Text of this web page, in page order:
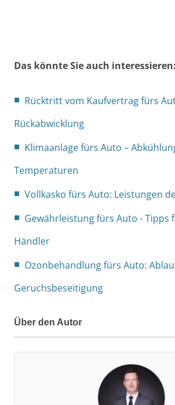
Das könnte Sie auch interessieren:
Rücktritt vom Kaufvertrag fürs
Rückabwicklung
Klimaanlage fürs Auto –
Temperaturen
Vollkasko fürs Auto: Leistungen
Gewährleistung fürs Auto - Tipps
Händler
Ozonbehandlung fürs Auto:
Geruchsbeseitigung
Über den Autor